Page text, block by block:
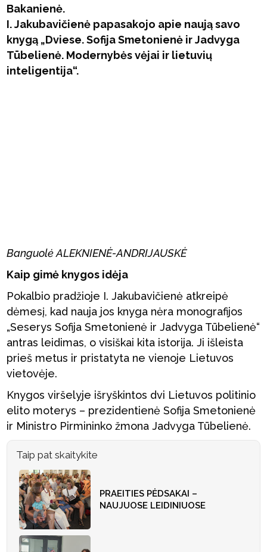
Bakanienė.
I. Jakubavičienė papasakojo apie naują savo
knygą „Dviese. Sofija Smetonienė ir Jadvyga
Tūbelienė. Modernybės vėjai ir lietuvių
inteligentija“.
Banguolė ALEKNIENĖ-ANDRIJAUSKĖ
Kaip gimė knygos idėja
Pokalbio pradžioje I. Jakubavičienė atkreipė
dėmesį, kad nauja jos knyga nėra monografijos
„Seserys Sofija Smetonienė ir Jadvyga Tūbelienė“
antras leidimas, o visiškai kita istorija. Ji išleista
prieš metus ir pristatyta ne vienoje Lietuvos
vietovėje.
Knygos viršelyje išryškintos dvi Lietuvos politinio
elito moterys – prezidentienė Sofija Smetonienė
ir Ministro Pirmininko žmona Jadvyga Tūbelienė.
Taip pat skaitykite
PRAEITIES PĖDSAKAI –
NAUJUOSE LEIDINIUOSE